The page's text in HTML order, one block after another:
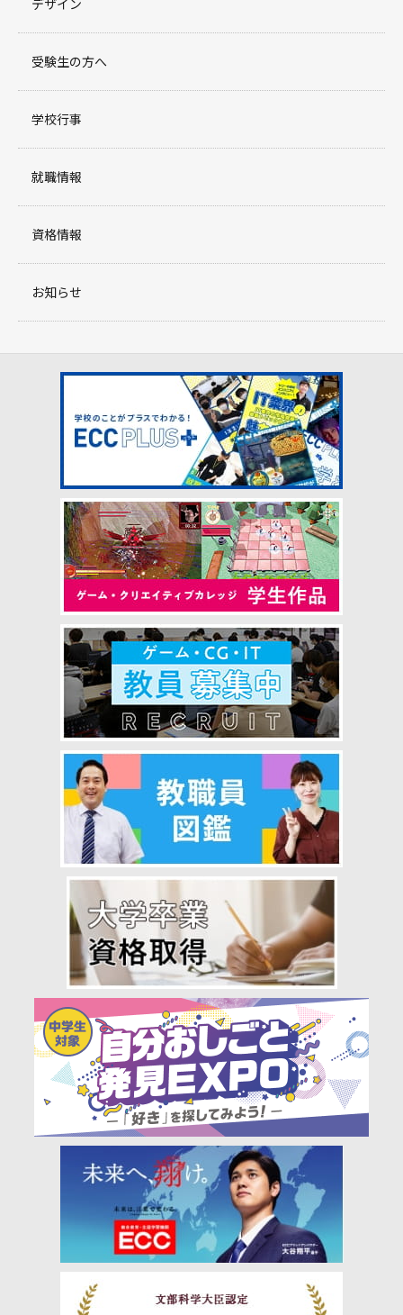
デザイン
受験生の方へ
学校行事
就職情報
資格情報
お知らせ